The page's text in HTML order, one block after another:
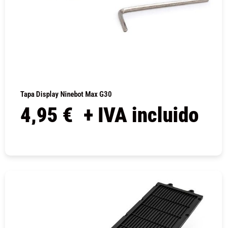
Tapa Display Ninebot Max G30
4,95 € + IVA incluido